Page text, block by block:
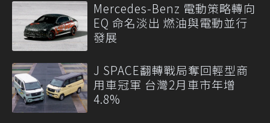
Mercedes-Benz 電動策略轉向
EQ 命名淡出 燃油與電動並行
發展
J SPACE翻轉戰局奪回輕型商
用車冠軍 台灣2月車市年增
4.8%